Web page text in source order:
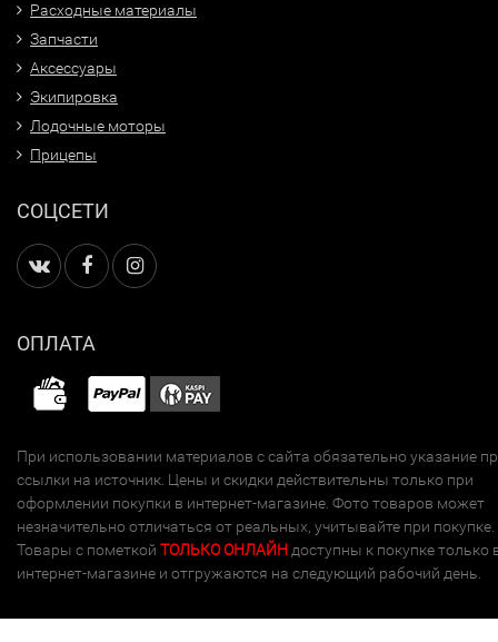
Расходные материалы
Запчасти
Аксессуары
Экипировка
Лодочные моторы
Прицепы
СОЦСЕТИ
ОПЛАТА
При использовании материалов с сайта обязательно указание
ссылки на источник. Цены и скидки действительны только при
оформлении покупки в интернет-магазине. Фото товаров может
незначительно отличаться от реальных, учитывайте при покупке.
Товары с пометкой ТОЛЬКО ОНЛАЙН доступны к покупке только
интернет-магазине и отгружаются на следующий рабочий день.